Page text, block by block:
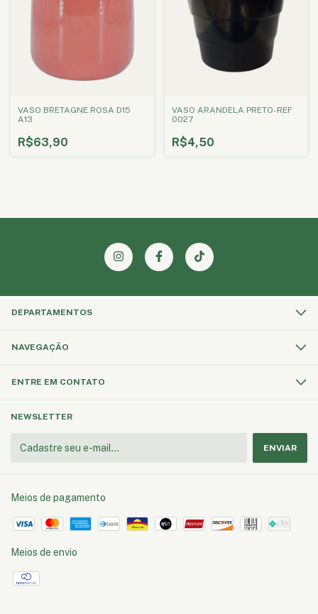
VASO BRETAGNE ROSA D15
A13
R$63,90
VASO ARANDELA PRETO-REF
0027
R$4,50
DEPARTAMENTOS
NAVEGAÇÃO
ENTRE EM CONTATO
NEWSLETTER
Meios de pagamento
Meios de envio